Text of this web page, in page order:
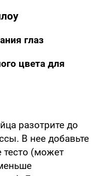
глаз
цвета для
разотрите до
В нее добавьте
тесто (может